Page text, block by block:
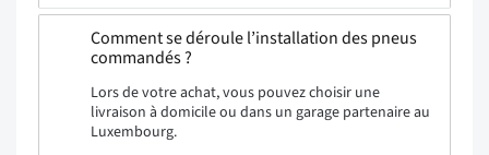
Comment se déroule l’installation des pneus
commandés ?
Lors de votre achat, vous pouvez choisir une
livraison à domicile ou dans un garage partenaire au
Luxembourg.